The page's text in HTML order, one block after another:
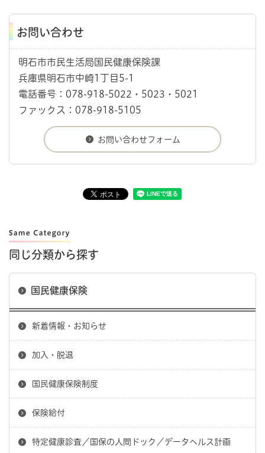
お問い合わせ
明石市市民生活局国民健康保険課
兵庫県明石市中崎1丁目5-1
電話番号：078-918-5022・5023・5021
ファックス：078-918-5105
同じ分類から探す
国民健康保険
新着情報・お知らせ
加入・脱退
国民健康保険制度
保険給付
特定健康診査／国保の人間ドック／データヘルス計画